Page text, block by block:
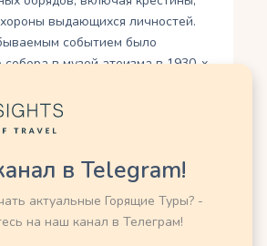
выдающихся личностей.
событием было
в музей атеизма в 1930-х
Казахстана в
был возвращен Церкви и
как религиозный объект. Это
шагом для сохранения
собора и возвращения
Одно из последних значимых
в Telegram!
актуальные Горящие Туры? -
на наш канал в Телеграм!